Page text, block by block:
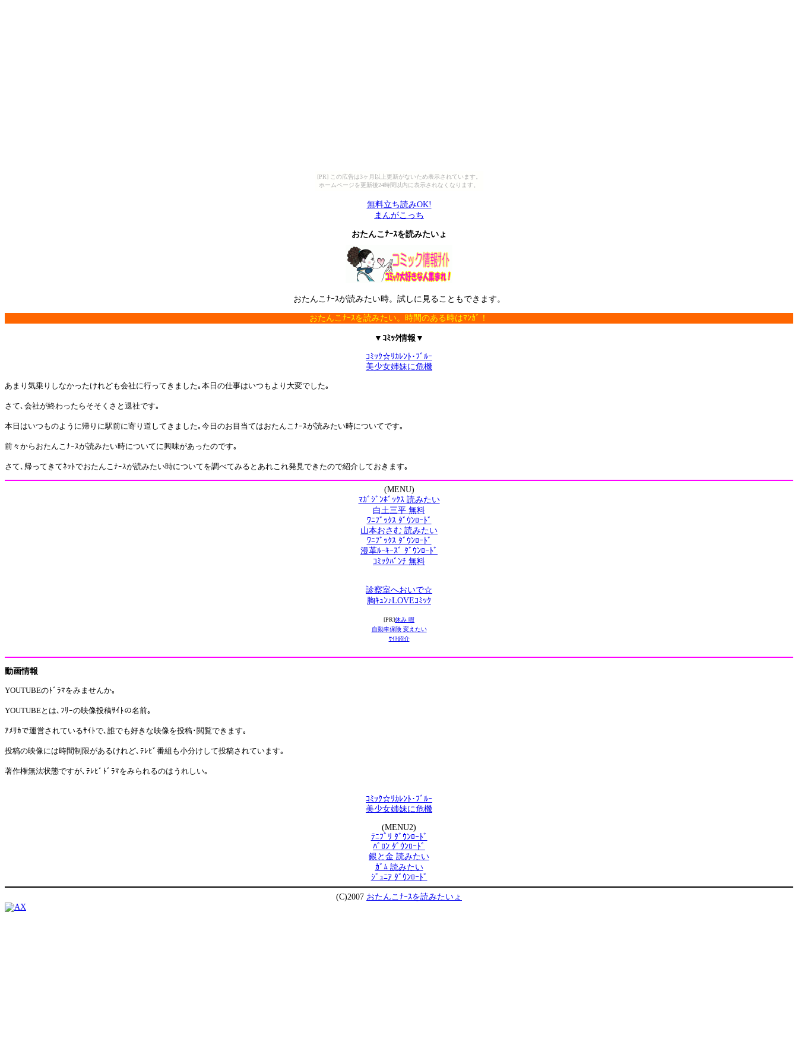
[PR] この広告は3ヶ月以上更新がないため表示されています。
ホームページを更新後24時間以内に表示されなくなります。
無料立ち読みOK!
まんがこっち
おたんこﾅｰｽを読みたいょ
おたんこﾅｰｽが読みたい時。試しに見ることもできます。
おたんこﾅｰｽを読みたい。時間のある時はﾏﾝｶﾞ！
▼ｺﾐｯｸ情報▼
ｺﾐｯｸ☆ﾘｶﾚﾝﾄ･ﾌﾞﾙｰ
美少女姉妹に危機
あまり気乗りしなかったけれども会社に行ってきました｡本日の仕事はいつもより大変でした｡
さて､会社が終わったらそそくさと退社です｡
本日はいつものように帰りに駅前に寄り道してきました｡今日のお目当てはおたんこﾅｰｽが読みたい時についてです｡
前々からおたんこﾅｰｽが読みたい時についてに興味があったのです｡
さて､帰ってきてﾈｯﾄでおたんこﾅｰｽが読みたい時についてを調べてみるとあれこれ発見できたので紹介しておきます｡
(MENU)
ﾏｶﾞｼﾞﾝﾎﾞｯｸｽ 読みたい
白土三平 無料
ﾜﾆﾌﾞｯｸｽ ﾀﾞｳﾝﾛｰﾄﾞ
山本おさむ 読みたい
ﾜﾆﾌﾞｯｸｽ ﾀﾞｳﾝﾛｰﾄﾞ
漫革ﾙｰｷｰｽﾞ ﾀﾞｳﾝﾛｰﾄﾞ
ｺﾐｯｸﾊﾞﾝﾁ 無料
診察室へおいで☆
胸ｷｭﾝ♪LOVEｺﾐｯｸ
[PR]休み 暇
自動車保険 変えたい
ｻｲﾄ紹介
動画情報
YOUTUBEのﾄﾞﾗﾏをみませんか｡
YOUTUBEとは､ﾌﾘｰの映像投稿ｻｲﾄの名前｡
ｱﾒﾘｶで運営されているｻｲﾄで､誰でも好きな映像を投稿･閲覧できます｡
投稿の映像には時間制限があるけれど､ﾃﾚﾋﾞ番組も小分けして投稿されています｡
著作権無法状態ですが､ﾃﾚﾋﾞﾄﾞﾗﾏをみられるのはうれしい｡
ｺﾐｯｸ☆ﾘｶﾚﾝﾄ･ﾌﾞﾙｰ
美少女姉妹に危機
(MENU2)
ﾃﾆﾌﾟﾘ ﾀﾞｳﾝﾛｰﾄﾞ
ﾊﾞﾛﾝ ﾀﾞｳﾝﾛｰﾄﾞ
銀と金 読みたい
ｶﾞﾑ 読みたい
ｼﾞｭﾆｱ ﾀﾞｳﾝﾛｰﾄﾞ
(C)2007 おたんこﾅｰｽを読みたいょ